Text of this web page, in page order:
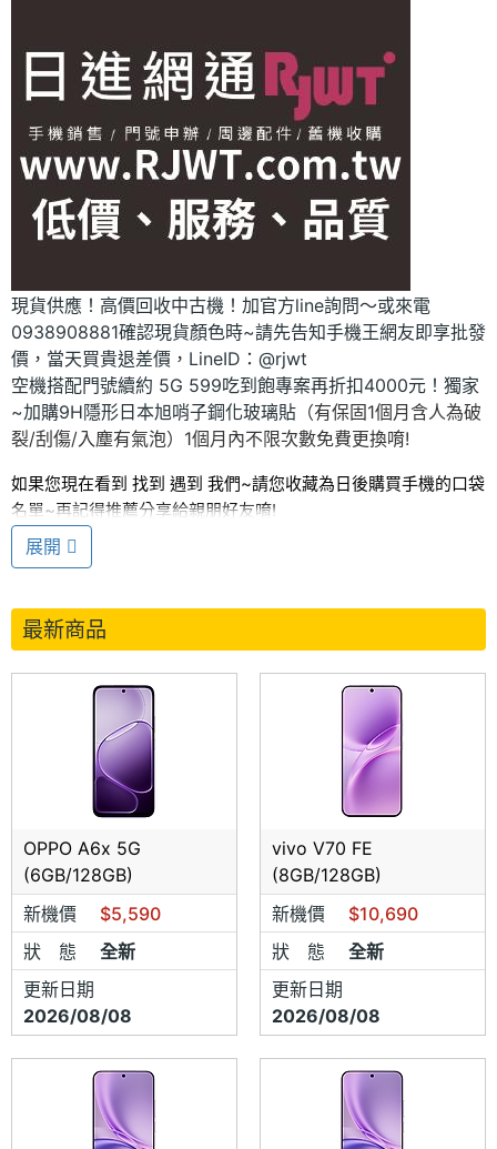
現貨供應！高價回收中古機！加官方line詢問～或來電
0938908881確認現貨顏色時~請先告知手機王網友即享批發
價，當天買貴退差價，LineID：@rjwt
空機搭配門號續約 5G 599吃到飽專案再折扣4000元！獨家
~加購9H隱形日本旭哨子鋼化玻璃貼 （有保固1個月含人為破
裂/刮傷/入塵有氣泡）1個月內不限次數免費更換唷!
如果您現在看到 找到 遇到 我們~請您收藏為日後購買手機的口袋
名單~再記得推薦分享給親朋好友唷!
日進網通 專營各款手機批發，破盤，再破盤！絕對殺！保證全新
未拆代理商公司貨保固一年！
買一台就算批發價~當天買貴退差價~歡迎比價！更多手機爆殺價
&續約攜碼最高折扣，可不買手機退折扣
http://www.rjwt.com.tw (每日更新) 請往下展開圖片↓↓↓
展開
最新商品
OPPO A6x 5G
(6GB/128GB)
新機價
$5,590
狀 態
全新
更新日期
2026/08/08
vivo V70 FE
(8GB/128GB)
新機價
$10,690
狀 態
全新
更新日期
2026/08/08